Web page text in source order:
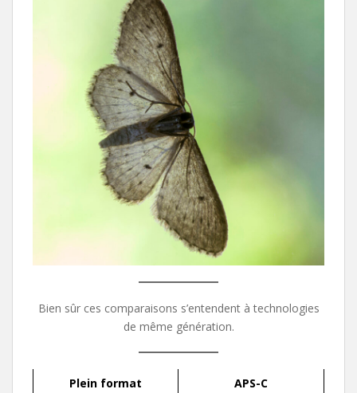
Bien sûr ces comparaisons s’entendent à technologies
de même génération.
Plein format APS-C